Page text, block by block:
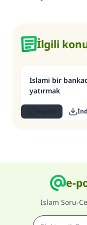
İlgili
İslami bir
yatırmak
e-
İslam Soru-